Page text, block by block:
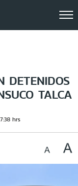
DETENIDOS
TALCA
hrs